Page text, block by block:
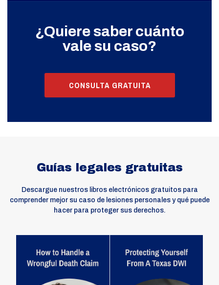
¿Quiere saber cuánto
vale su caso?
CONSULTA GRATUITA
Guías legales gratuitas
Descargue nuestros libros electrónicos gratuitos para
comprender mejor su caso de lesiones personales y qué puede
hacer para proteger sus derechos.